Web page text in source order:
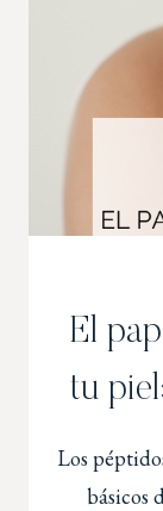
El
tu
Los
básicos